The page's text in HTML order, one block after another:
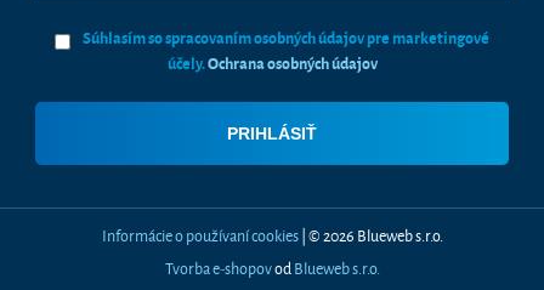
Súhlasím so spracovaním osobných údajov pre marketingové
účely.Ochrana osobných údajov
Informácie o používaní cookies| © 2026 Blueweb s.r.o.
Tvorba e-shopovod Blueweb s.r.o.